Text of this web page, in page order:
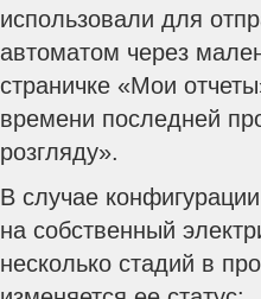
использовали для
автоматом через
страничке «Мои
времени последней
розгляду».
В случае
на собственный
несколько стадий в